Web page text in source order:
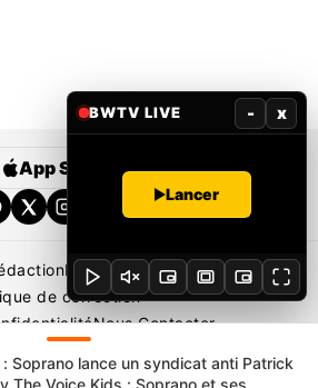
App Store Google Play
Rédaction Mentions légales
de correction
Nous Contacter
WEB TV | Tous Droits Réservés
Soprano lance un syndicat anti Patrick
The Voice Kids : Soprano et ses
BWTV LIVE - x
Lancer